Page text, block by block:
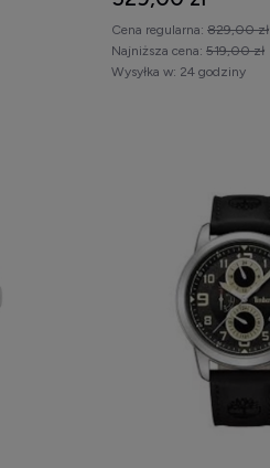
Cena regularna: 829,00 zł
Najniższa cena: 519,00 zł
Wysyłka w: 24 godziny